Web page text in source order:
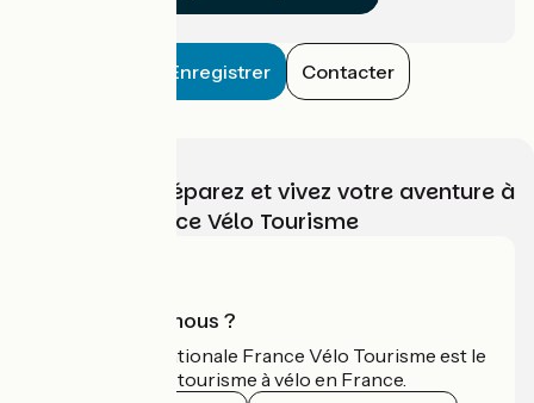
Enregistrer Contacter
Choisissez, préparez et vivez votre aventure à
vélo avec France Vélo Tourisme
Qui sommes-nous ?
L'association nationale France Vélo Tourisme est le
guide officiel du tourisme à vélo en France.